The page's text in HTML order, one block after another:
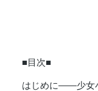
■目次■
はじめに――少女